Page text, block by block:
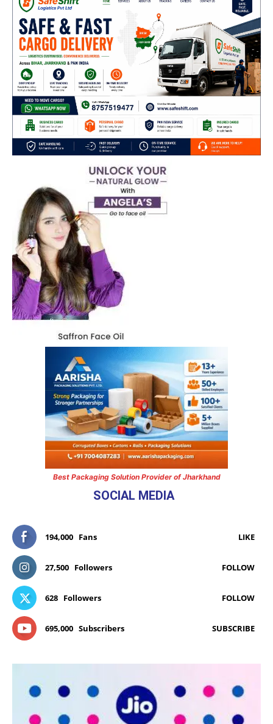
Best Packaging Solution Provider of Jharkhand
SOCIAL MEDIA
194,000 Fans LIKE
27,500 Followers FOLLOW
628 Followers FOLLOW
695,000 Subscribers SUBSCRIBE